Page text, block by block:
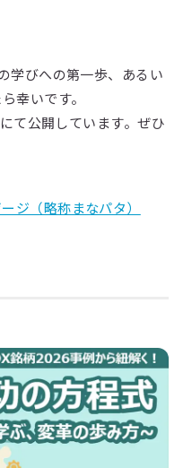
学びへの第一歩、あるい
幸いです。
て公開しています。ぜひ
ジ（略称まなパタ）